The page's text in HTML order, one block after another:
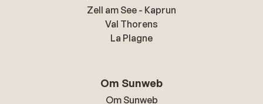
Zell am See - Kaprun
Val Thorens
La Plagne
Om Sunweb
Om Sunweb